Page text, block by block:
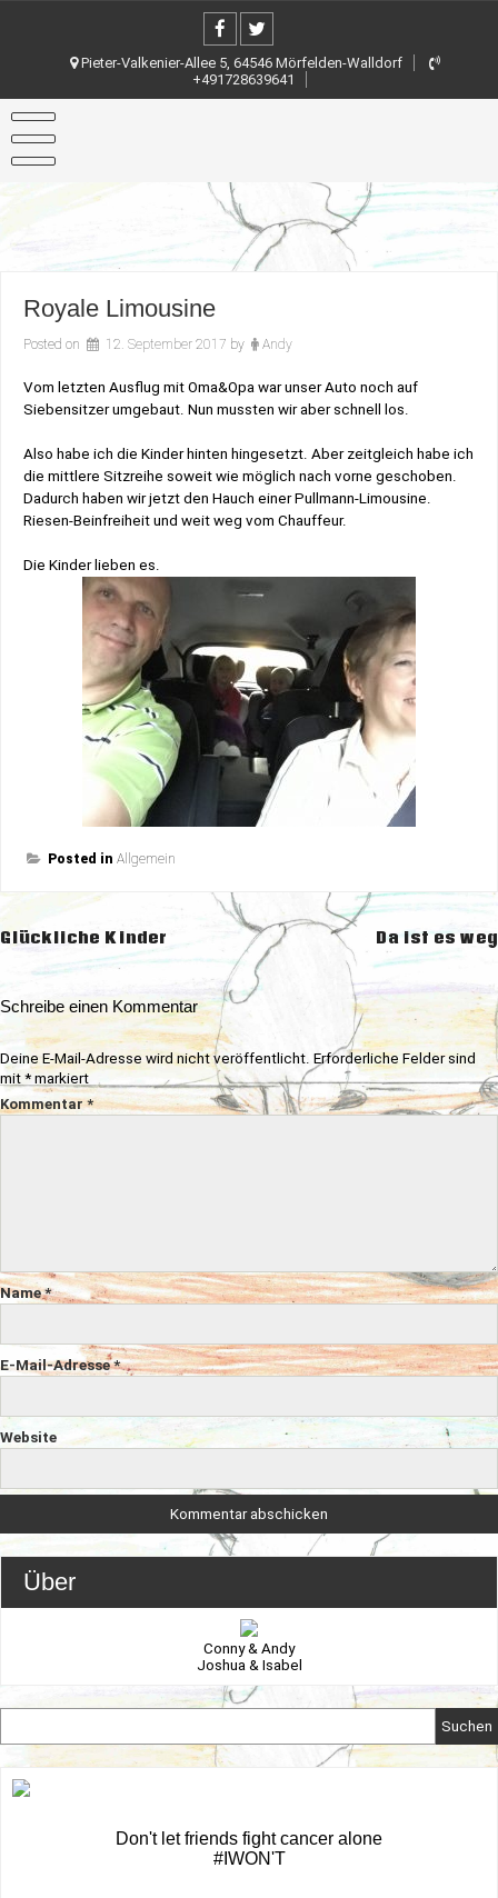
Pieter-Valkenier-Allee 5, 64546 Mörfelden-Walldorf
+491728639641
Royale Limousine
Posted on 12. September 2017 by Andy
Vom letzten Ausflug mit Oma&Opa war unser Auto noch auf
Siebensitzer umgebaut. Nun mussten wir aber schnell los.
Also habe ich die Kinder hinten hingesetzt. Aber zeitgleich habe ich
die mittlere Sitzreihe soweit wie möglich nach vorne geschoben.
Dadurch haben wir jetzt den Hauch einer Pullmann-Limousine.
Riesen-Beinfreiheit und weit weg vom Chauffeur.
Die Kinder lieben es.
Posted in Allgemein
Beitragsnavigation
Glückliche Kinder Da ist es weg
Schreibe einen Kommentar
Deine E-Mail-Adresse wird nicht veröffentlicht. Erforderliche Felder sind
mit *markiert
Kommentar*
Name*
E-Mail-Adresse*
Website
Über
Conny & Andy
Joshua & Isabel
Suchen
Don't let friends fight cancer alone
#IWON'T